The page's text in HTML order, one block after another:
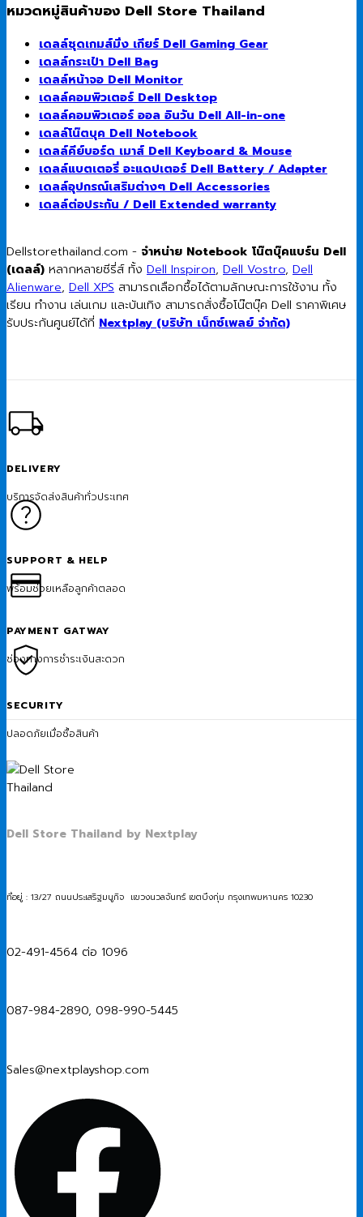
หมวดหมู่สินค้าของ Dell Store Thailand
เดลล์ชุดเกมส์มิ่ง เกียร์ Dell Gaming Gear
เดลล์กระเป๋า Dell Bag
เดลล์หน้าจอ Dell Monitor
เดลล์คอมพิวเตอร์ Dell Desktop
เดลล์คอมพิวเตอร์ ออล อินวัน Dell All-in-one
เดลล์โน๊ตบุค Dell Notebook
เดลล์คีย์บอร์ด เมาส์ Dell Keyboard & Mouse
เดลล์แบตเตอรี่ อะแดปเตอร์ Dell Battery / Adapter
เดลล์อุปกรณ์เสริมต่างๆ Dell Accessories
เดลล์ต่อประกัน / Dell Extended warranty
Dellstorethailand.com - จำหน่าย Notebook โน๊ตบุ๊คแบร์น Dell
(เดลล์) หลากหลายซีรี่ส์ ทั้ง Dell Inspiron, Dell Vostro, Dell
Alienware, Dell XPS สามารถเลือกซื้อได้ตามลักษณะการใช้งาน ทั้ง
เรียน ทำงาน เล่นเกม และบันเทิง สามารถสั่งซื้อโน๊ตบุ๊ค Dell ราคาพิเศษ
รับประกันศูนย์ได้ที่ Nextplay (บริษัท เน็กซ์เพลย์ จำกัด)
DELIVERY
บริการจัดส่งสินค้าทั่วประเทศ
SUPPORT & HELP
พร้อมช่วยเหลือลูกค้าตลอด
PAYMENT GATWAY
ช่องทางการชำระเงินสะดวก
SECURITY
ปลอดภัยเมื่อซื้อสินค้า
Dell Store Thailand by Nextplay
ที่อยู่ : 13/27 ถนนประเสริฐมนูกิจ แขวงนวลจันทร์ เขตบึงกุ่ม กรุงเทพมหานคร 10230
02-491-4564 ต่อ 1096
087-984-2890, 098-990-5445
Sales@nextplayshop.com